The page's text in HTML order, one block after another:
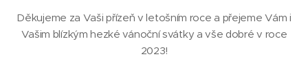
Děkujeme za Vaši přízeň v letošním roce a přejeme Vám i
Vašim blízkým hezké vánoční svátky a vše dobré v roce
2023!